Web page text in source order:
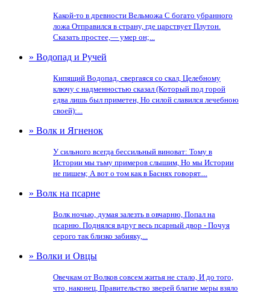
Какой-то в древности Вельможа С богато убранного
ложа Отправился в страну, где царствует Плутон.
Сказать простее,— умер он;...
» Водопад и Ручей
Кипящий Водопад, свергаяся со скал, Целебному
ключу с надменностью сказал (Который под горой
едва лишь был приметен, Но силой славился лечебною
своей):...
» Волк и Ягненок
У сильного всегда бессильный виноват: Тому в
Истории мы тьму примеров слышим, Но мы Истории
не пишем; А вот о том как в Баснях говорят....
» Волк на псарне
Волк ночью, думая залезть в овчарню, Попал на
псарню. Поднялся вдруг весь псарный двор - Почуя
серого так близко забияку,...
» Волки и Овцы
Овечкам от Волков совсем житья не стало, И до того,
что, наконец, Правительство зверей благие меры взяло